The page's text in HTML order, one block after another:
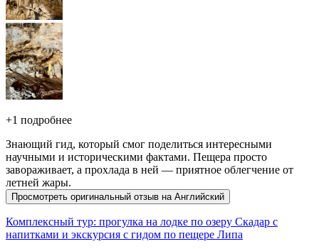
+1 подробнее
Знающий гид, который смог поделиться интересными
научными и историческими фактами. Пещера просто
завораживает, а прохлада в ней — приятное облегчение от
летней жары.
Просмотреть оригинальный отзыв на Английский
Комплексный тур: прогулка на лодке по озеру Скадар с
напитками и экскурсия с гидом по пещере Липа